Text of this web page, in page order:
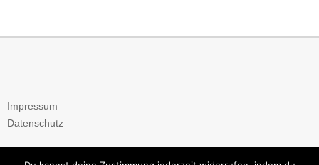
Impressum
Datenschutz